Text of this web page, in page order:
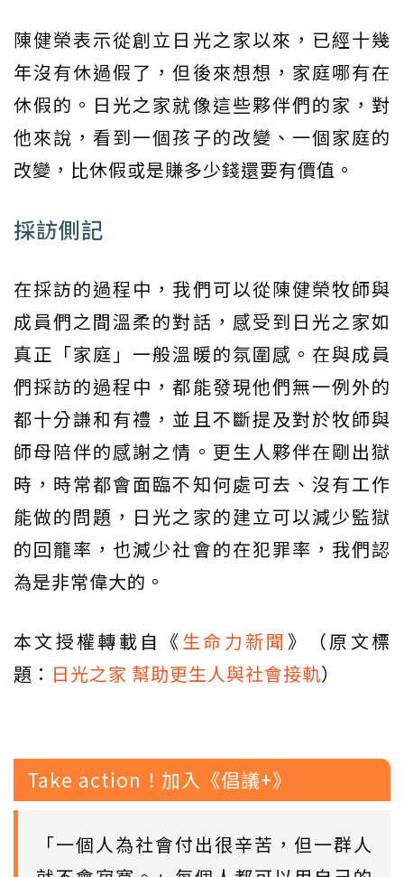
陳健榮表示從創立日光之家以來，已經十幾
年沒有休過假了，但後來想想，家庭哪有在
休假的。日光之家就像這些夥伴們的家，對
他來說，看到一個孩子的改變、一個家庭的
改變，比休假或是賺多少錢還要有價值。
採訪側記
在採訪的過程中，我們可以從陳健榮牧師與
成員們之間溫柔的對話，感受到日光之家如
真正「家庭」一般溫暖的氛圍感。在與成員
們採訪的過程中，都能發現他們無一例外的
都十分謙和有禮，並且不斷提及對於牧師與
師母陪伴的感謝之情。更生人夥伴在剛出獄
時，時常都會面臨不知何處可去、沒有工作
能做的問題，日光之家的建立可以減少監獄
的回籠率，也減少社會的在犯罪率，我們認
為是非常偉大的。
本文授權轉載自《 生命力新聞 》（原文標
題： 日光之家 幫助更生人與社會接軌）
Take action！加入《倡議+》
「一個人為社會付出很辛苦，但一群人